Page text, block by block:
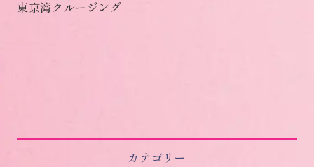
カテゴリー
東京湾クルージング